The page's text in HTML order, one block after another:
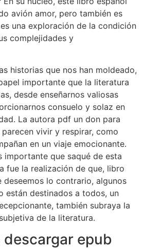
avión amor, pero también es
una exploración de la condición
complejidades y
historias que nos han moldeado,
importante que la literatura
desde enseñarnos valiosas
consuelo y solaz en
La autora pdf un don para
vivir y respirar, como
en un viaje emocionante.
importante que saqué de esta
fue la realización de que, libro
lo contrario, algunos
están destinados a todos, un
también subraya la
de la literatura.
epub